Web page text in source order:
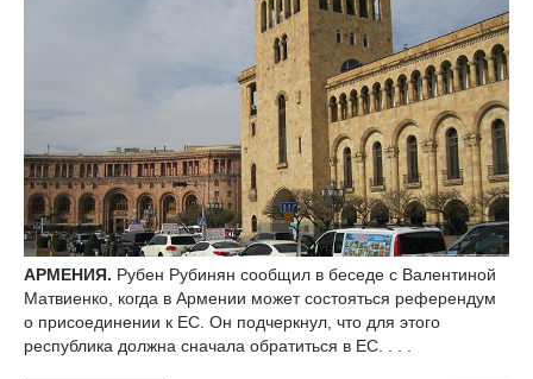
АРМЕНИЯ. Рубен Рубинян сообщил в беседе с Валентиной
Матвиенко, когда в Армении может состояться референдум
о присоединении к ЕС. Он подчеркнул, что для этого
республика должна сначала обратиться в ЕС. . . .